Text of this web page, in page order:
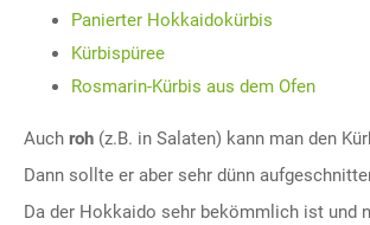
Panierter Hokkaidokürbis
Kürbispüree
Rosmarin-Kürbis aus dem Ofen
Auch roh (z.B. in Salaten) kann man den
Dann sollte er aber sehr dünn
Da der Hokkaido sehr bekömmlich ist und